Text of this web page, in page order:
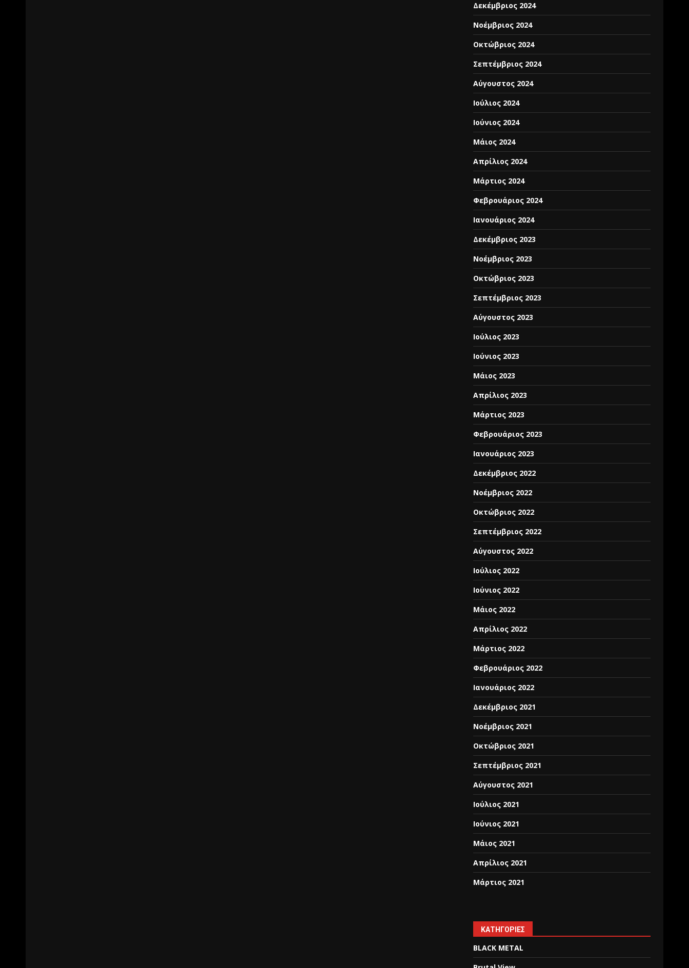
Δεκέμβριος 2024
Νοέμβριος 2024
Οκτώβριος 2024
Σεπτέμβριος 2024
Αύγουστος 2024
Ιούλιος 2024
Ιούνιος 2024
Μάιος 2024
Απρίλιος 2024
Μάρτιος 2024
Φεβρουάριος 2024
Ιανουάριος 2024
Δεκέμβριος 2023
Νοέμβριος 2023
Οκτώβριος 2023
Σεπτέμβριος 2023
Αύγουστος 2023
Ιούλιος 2023
Ιούνιος 2023
Μάιος 2023
Απρίλιος 2023
Μάρτιος 2023
Φεβρουάριος 2023
Ιανουάριος 2023
Δεκέμβριος 2022
Νοέμβριος 2022
Οκτώβριος 2022
Σεπτέμβριος 2022
Αύγουστος 2022
Ιούλιος 2022
Ιούνιος 2022
Μάιος 2022
Απρίλιος 2022
Μάρτιος 2022
Φεβρουάριος 2022
Ιανουάριος 2022
Δεκέμβριος 2021
Νοέμβριος 2021
Οκτώβριος 2021
Σεπτέμβριος 2021
Αύγουστος 2021
Ιούλιος 2021
Ιούνιος 2021
Μάιος 2021
Απρίλιος 2021
Μάρτιος 2021
KΑΤΗΓΟΡΊΕΣ
BLACK METAL